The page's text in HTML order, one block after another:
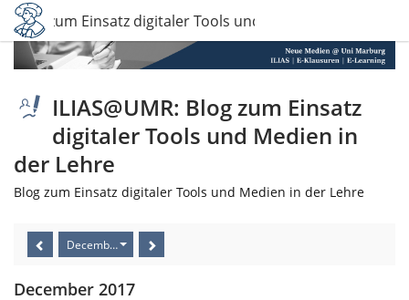
Blog zum Einsatz digitaler Tools und Medien in der Lehre
ILIAS@UMR: Blog zum Einsatz
digitaler Tools und Medien in
der Lehre
Blog zum Einsatz digitaler Tools und Medien in der Lehre
December 2017
December 2017